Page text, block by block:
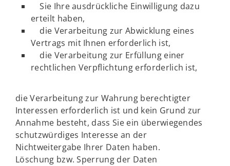
Sie Ihre ausdrückliche Einwilligung dazu
erteilt haben,
die Verarbeitung zur Abwicklung eines
Vertrags mit Ihnen erforderlich ist,
die Verarbeitung zur Erfüllung einer
rechtlichen Verpflichtung erforderlich ist,
die Verarbeitung zur Wahrung berechtigter
Interessen erforderlich ist und kein Grund zur
Annahme besteht, dass Sie ein überwiegendes
schutzwürdiges Interesse an der
Nichtweitergabe Ihrer Daten haben.
Löschung bzw. Sperrung der Daten